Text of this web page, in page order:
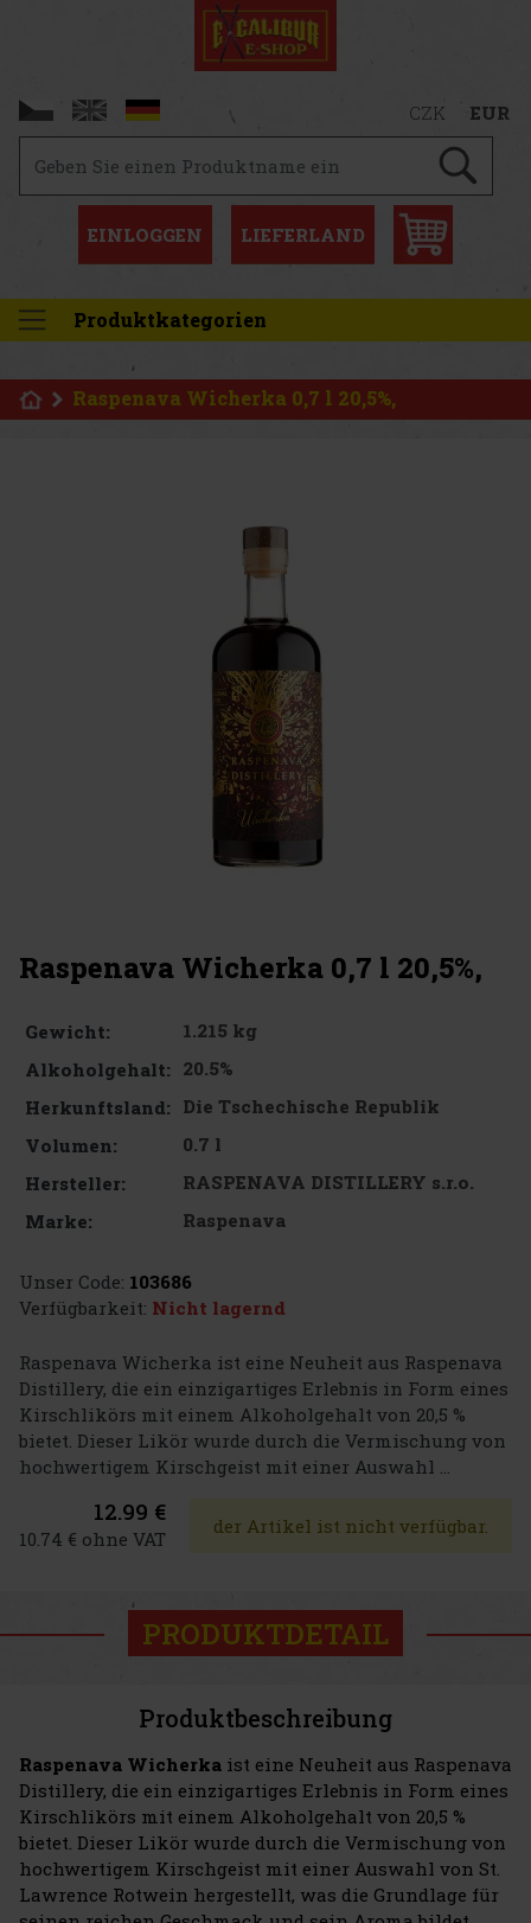
CZK EUR
EINLOGGEN LIEFERLAND
Produktkategorien
Raspenava Wicherka 0,7 l 20,5%,
Raspenava Wicherka 0,7 l 20,5%,
Gewicht:
1.215 kg
Alkoholgehalt: 20.5%
Herkunftsland: Die Tschechische Republik
Volumen:
0.7 l
Hersteller:
RASPENAVA DISTILLERY s.r.o.
Marke:
Raspenava
Unser Code: 103686
Verfügbarkeit: Nicht lagernd
Raspenava Wicherka ist eine Neuheit aus Raspenava
Distillery, die ein einzigartiges Erlebnis in Form eines
Kirschlikörs mit einem Alkoholgehalt von 20,5 %
bietet. Dieser Likör wurde durch die Vermischung von
hochwertigem Kirschgeist mit einer Auswahl ...
12.99 €
10.74 € ohne VAT
der Artikel ist nicht verfügbar.
PRODUKTDETAIL
Produktbeschreibung
Raspenava Wicherka ist eine Neuheit aus Raspenava
Distillery, die ein einzigartiges Erlebnis in Form eines
Kirschlikörs mit einem Alkoholgehalt von 20,5 %
bietet. Dieser Likör wurde durch die Vermischung von
hochwertigem Kirschgeist mit einer Auswahl von St.
Lawrence Rotwein hergestellt, was die Grundlage für